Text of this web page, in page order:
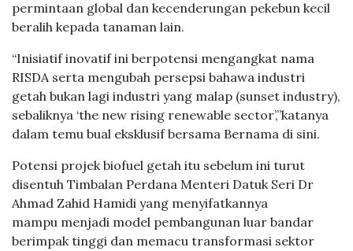
permintaan global dan kecenderungan pekebun kecil
beralih kepada tanaman lain.
“Inisiatif inovatif ini berpotensi mengangkat nama
RISDA serta mengubah persepsi bahawa industri
getah bukan lagi industri yang malap (sunset industry),
sebaliknya ‘the new rising renewable sector’,”katanya
dalam temu bual eksklusif bersama Bernama di sini.
Potensi projek biofuel getah itu sebelum ini turut
disentuh Timbalan Perdana Menteri Datuk Seri Dr
Ahmad Zahid Hamidi yang menyifatkannya
mampu menjadi model pembangunan luar bandar
berimpak tinggi dan memacu transformasi sektor